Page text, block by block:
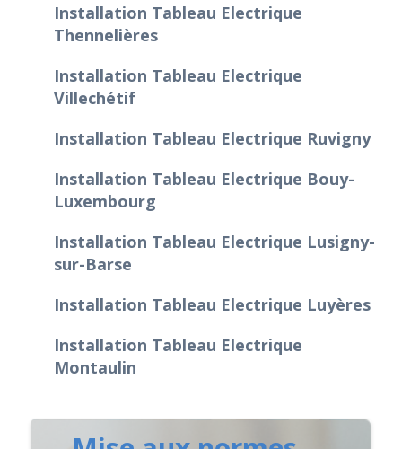
Installation Tableau Electrique
Thennelières
Installation Tableau Electrique
Villechétif
Installation Tableau Electrique Ruvigny
Installation Tableau Electrique Bouy-
Luxembourg
Installation Tableau Electrique Lusigny-
sur-Barse
Installation Tableau Electrique Luyères
Installation Tableau Electrique
Montaulin